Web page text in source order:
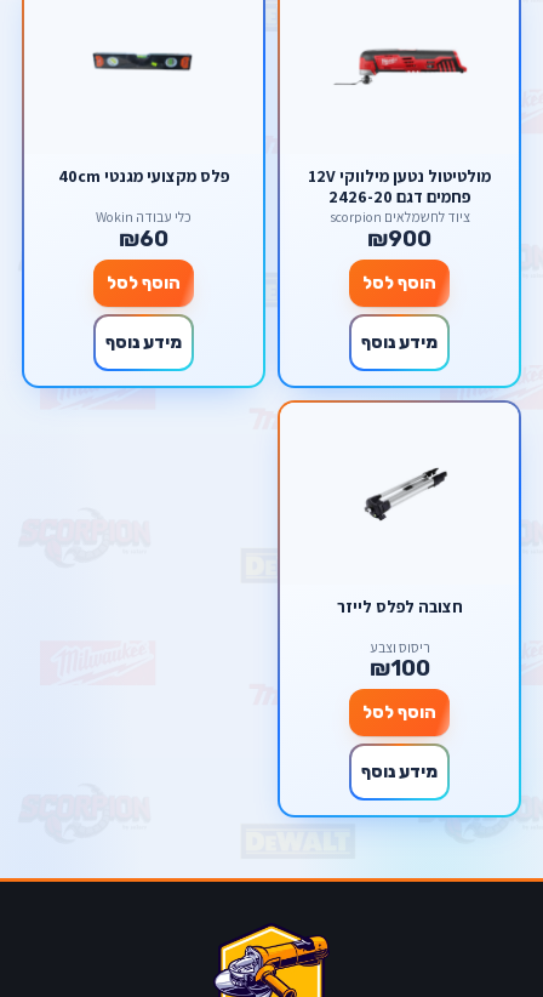
מולטיטול נטען מילווקי 12V
פחמים דגם 2426-20
milwaukee M12
ציוד לחשמלאים scorpion
₪900
הוסף לסל
מידע נוסף
פלס מקצועי מגנטי 40cm
כלי עבודה Wokin
₪60
הוסף לסל
מידע נוסף
חצובה לפלס לייזר
ריסוס וצבע
₪100
הוסף לסל
מידע נוסף